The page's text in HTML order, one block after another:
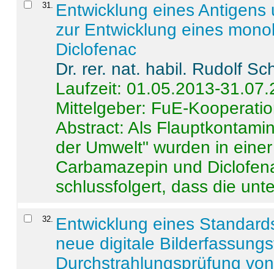
31. Entwicklung eines
zur Entwicklung eines
Diclofenac
Dr. rer. nat. habil. Rudolf
Laufzeit: 01.05.2013-
Mittelgeber: FuE-
Abstract:Als
der Umwelt" wurden in
Carbamazepin und
schlussfolgert, dass die
32. Entwicklung eines
neue digitale
Durchstrahlungsprüfung